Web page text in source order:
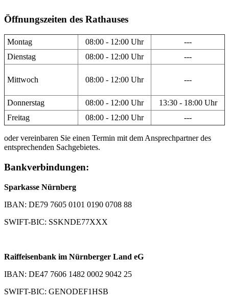
Öffnungszeiten des Rathauses
Montag 08:00 - 12:00 Uhr
---
Dienstag
08:00 - 12:00 Uhr ---
Mittwoch 08:00 - 12:00 Uhr ---
Donnerstag 08:00 - 12:00 Uhr
13:30 - 18:00 Uhr
Freitag
08:00 - 12:00 Uhr ---
oder vereinbaren Sie einen Termin mit dem Ansprechpartner des
entsprechenden Sachgebietes.
Bankverbindungen:
Sparkasse Nürnberg
IBAN: DE79 7605 0101 0190 0708 88
SWIFT-BIC: SSKNDE77XXX
Raiffeisenbank im Nürnberger Land eG
IBAN: DE47 7606 1482 0002 9042 25
SWIFT-BIC: GENODEF1HSB